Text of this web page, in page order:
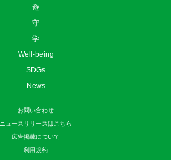
遊
守
学
Well-being
SDGs
News
お問い合わせ
ニュースリリースはこちら
広告掲載について
利用規約